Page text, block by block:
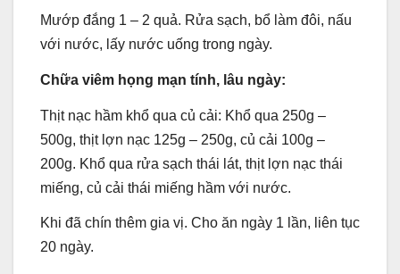
Mướp đắng 1 – 2 quả. Rửa sạch, bổ làm đôi, nấu
với nước, lấy nước uống trong ngày.
Chữa viêm họng mạn tính, lâu ngày:
Thịt nạc hầm khổ qua củ cải: Khổ qua 250g –
500g, thịt lợn nạc 125g – 250g, củ cải 100g –
200g. Khổ qua rửa sạch thái lát, thịt lợn nạc thái
miếng, củ cải thái miếng hầm với nước.
Khi đã chín thêm gia vị. Cho ăn ngày 1 lần, liên tục
20 ngày.